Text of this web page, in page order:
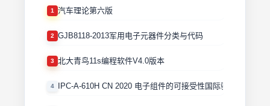
1 汽车理论第六版
2 GJB8118-2013军用电子元器件分类与代码
3 北大青鸟11s编程软件V4.0版本
4 IPC-A-610H CN 2020 电子组件的可接受性国际验收标准